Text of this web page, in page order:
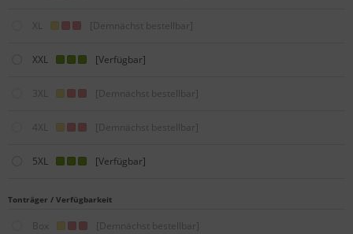
XL [Demnächst bestellbar]
XXL [Verfügbar]
3XL [Demnächst bestellbar]
4XL [Demnächst bestellbar]
5XL [Verfügbar]
Tonträger / Verfügbarkeit
Box [Demnächst bestellbar]